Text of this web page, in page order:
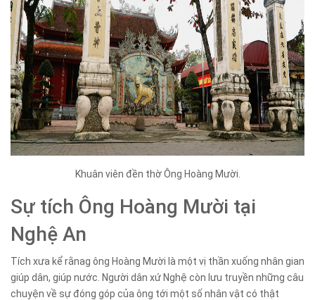
Khuân viên đền thờ Ông Hoàng Mười.
Sự tích Ông Hoàng Mười tại
Nghệ An
Tích xưa kể rằnag ông Hoàng Mười là một vị thần xuống nhân gian
giúp dân, giúp nước. Người dân xứ Nghệ còn lưu truyền những câu
chuyện về sự đóng góp của ông tới một số nhân vật có thật